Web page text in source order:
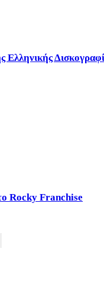
Ελληνικής
Rocky Franchise